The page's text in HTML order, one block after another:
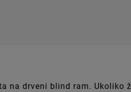
na drveni blind ram. Ukoliko